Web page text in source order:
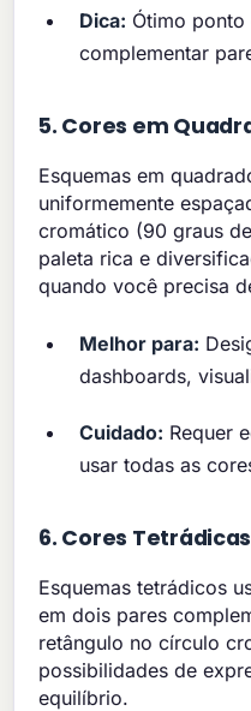
Dica: Ótimo ponto
complementar
5. Cores em
Esquemas em
uniformemente
cromático (90 graus
paleta rica e
quando você precisa
Melhor para:
dashboards,
Cuidado: Requer
usar todas as
6. Cores
Esquemas tetrádicos
em dois pares
retângulo no círculo
possibilidades de
equilíbrio.